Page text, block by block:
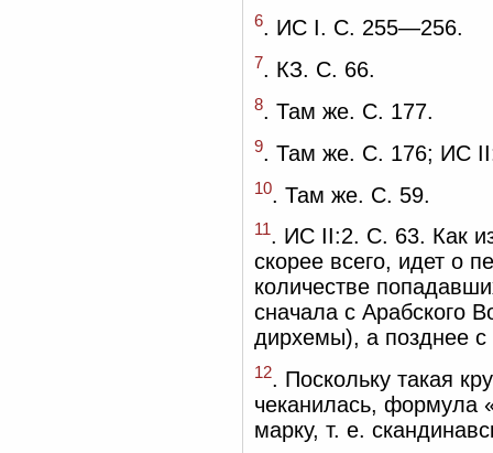
6. ИС I. С. 255—256.
7. КЗ. С. 66.
8. Там же. С. 177.
9. Там же. С. 176; ИС
10 . Там же. С. 59.
11. ИС II:2. С. 63. Как
скорее всего, идет о
количестве
сначала с Арабского
дирхемы), а позднее с
12. Поскольку такая
чеканилась, формула
марку, т. е.